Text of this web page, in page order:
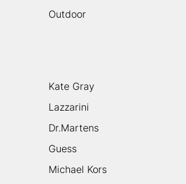
Outdoor
Kate Gray
Lazzarini
Dr.Martens
Guess
Michael Kors